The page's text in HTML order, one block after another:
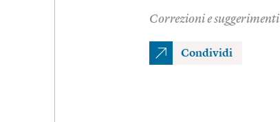
Correzioni e suggerimenti
Condividi